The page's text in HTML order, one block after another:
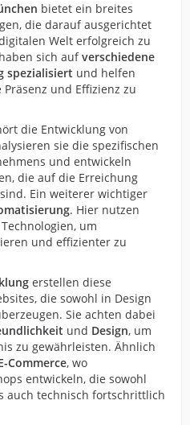
bietet ein breites
die darauf ausgerichtet
Welt erfolgreich zu
sich aufverschiedene
spezialisiert und helfen
und Effizienz zu
die Entwicklung von
sie die spezifischen
und entwickeln
die auf die Erreichung
Ein weiterer wichtiger
. Hier nutzen
um
und effizienter zu
erstellen diese
die sowohl in Design
Sie achten dabei
und Design, um
zu gewährleisten. Ähnlich
Commerce, wo
entwickeln, die sowohl
auch technisch fortschrittlich